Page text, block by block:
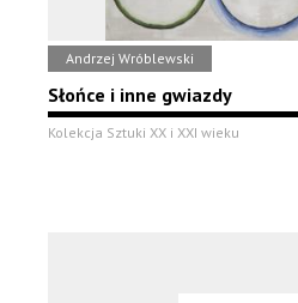
Andrzej Wróblewski
Słońce i inne gwiazdy
Kolekcja Sztuki XX i XXI wieku